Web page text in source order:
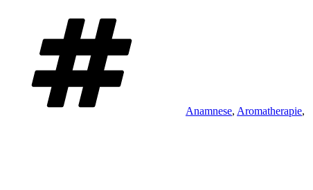
Anamnese, Aromatherapie,